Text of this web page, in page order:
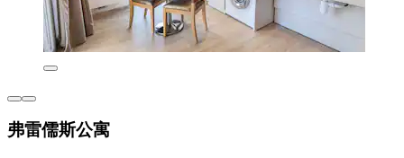
弗雷儒斯公寓